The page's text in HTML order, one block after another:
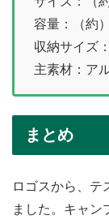
容量：（約
収納サイズ
主素材：ア
まとめ
ロゴスから、テ
ました。キャン